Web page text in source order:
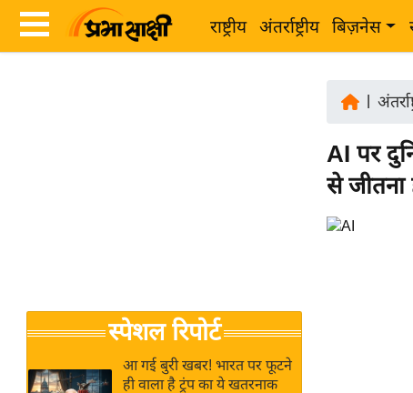
राष्ट्रीय अंतर्राष्ट्रीय बिज़नेस
Breaking
News in
Hindi
जगत
राय
स्पेशल रिपोर्ट
आ गई बुरी खबर! भारत पर फूटने
ही वाला है ट्रंप का ये खतरनाक
AI पर
से जीतना